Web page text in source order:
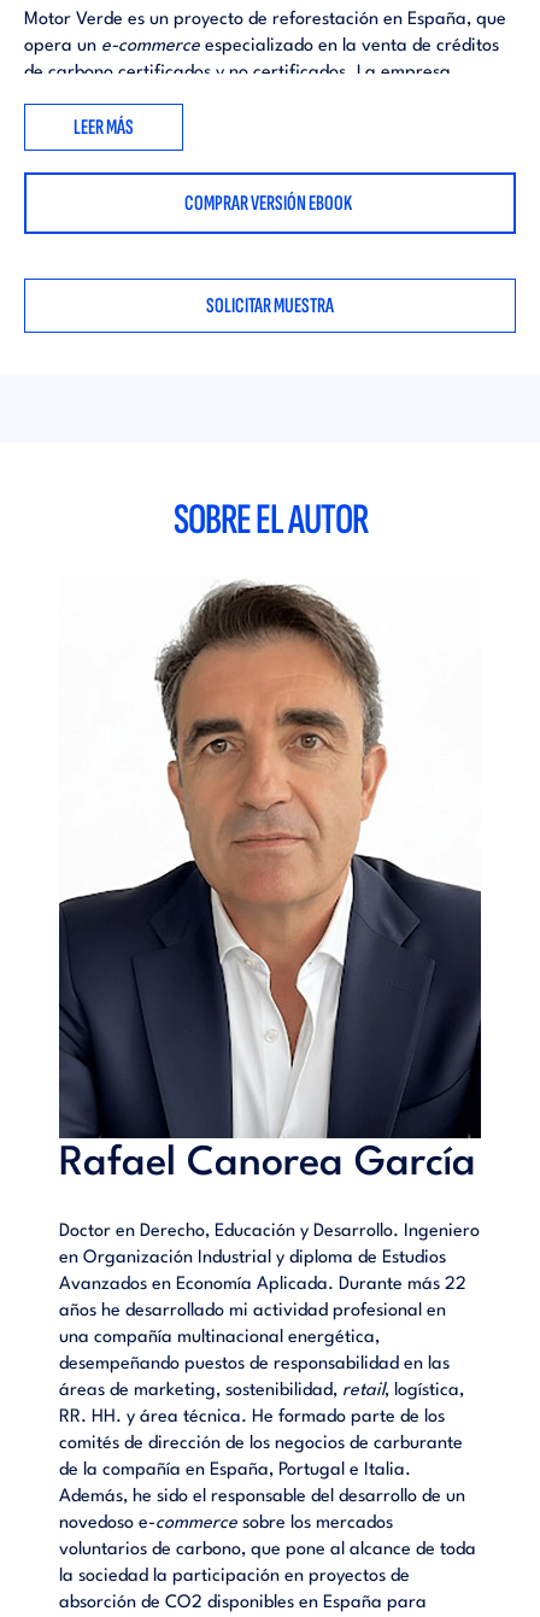
Motor Verde es un proyecto de reforestación en España, que
opera un e-commerce especializado en la venta de créditos
de carbono certificados y no certificados. La empresa
permite a usuarios individuales y a pymes
mitigar/compensar sus emisiones de CO₂ de manera sencilla
a través de su plataforma digital, comprando créditos que
financian proyectos sostenibles de reforestación.
Motor Verde lanza este producto al mercado español como
LEER MÁS
COMPRAR VERSIÓN EBOOK
SOLICITAR MUESTRA
SOBRE EL AUTOR
Rafael Canorea García
Doctor en Derecho, Educación y Desarrollo. Ingeniero
en Organización Industrial y diploma de Estudios
Avanzados en Economía Aplicada. Durante más 22
años he desarrollado mi actividad profesional en
una compañía multinacional energética,
desempeñando puestos de responsabilidad en las
áreas de marketing, sostenibilidad, retail, logística,
RR. HH. y área técnica. He formado parte de los
comités de dirección de los negocios de carburante
de la compañía en España, Portugal e Italia.
Además, he sido el responsable del desarrollo de un
novedoso e-commerce sobre los mercados
voluntarios de carbono, que pone al alcance de toda
la sociedad la participación en proyectos de
absorción de CO2 disponibles en España para